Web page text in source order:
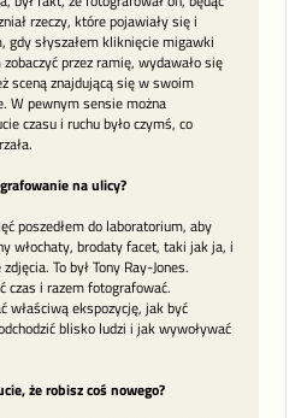
rzeczy, które pojawiały się i
gdy słyszałem kliknięcie migawki
przez ramię, wydawało się
sceną znajdującą się w swoim
W pewnym sensie można
czasu i ruchu było czymś, co
na ulicy?
poszedłem do laboratorium, aby
włochaty, brodaty facet, taki jak ja, i
To był Tony Ray-Jones.
czas i razem fotografować.
właściwą ekspozycję, jak być
blisko ludzi i jak wywoływać
że robisz coś nowego?